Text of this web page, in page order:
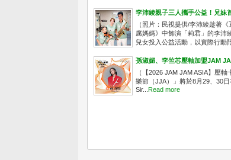
李沛綾親子三人攜手公益！兄妹
（照片：民視提供/李沛綾趁著
腐媽媽》中飾演「莉君」的李沛
兒女投入公益活動，以實際行動
孫淑媚、李竺芯壓軸加盟JAM
（【2026 JAM JAM ASIA】壓
樂節（JJA）」將於8月29、30
Sir... Read more